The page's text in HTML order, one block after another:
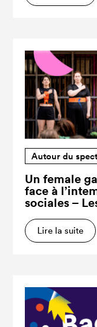
Autour du
Un female
face à
sociales –
Lire la suite